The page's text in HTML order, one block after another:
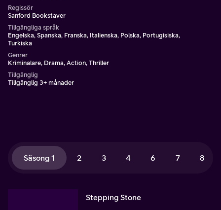
Regissör
Sanford Bookstaver
Tillgängliga språk
Engelska, Spanska, Franska, Italienska, Polska, Portugisiska,
Turkiska
Genrer
Kriminalare, Drama, Action, Thriller
Tillgänglig
Tillgänglig 3+ månader
Säsong 1 2 3 4 6 7 8
Stepping Stone